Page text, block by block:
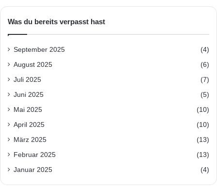
Was du bereits verpasst hast
September 2025 (4)
August 2025 (6)
Juli 2025 (7)
Juni 2025 (5)
Mai 2025 (10)
April 2025 (10)
März 2025 (13)
Februar 2025 (13)
Januar 2025 (4)